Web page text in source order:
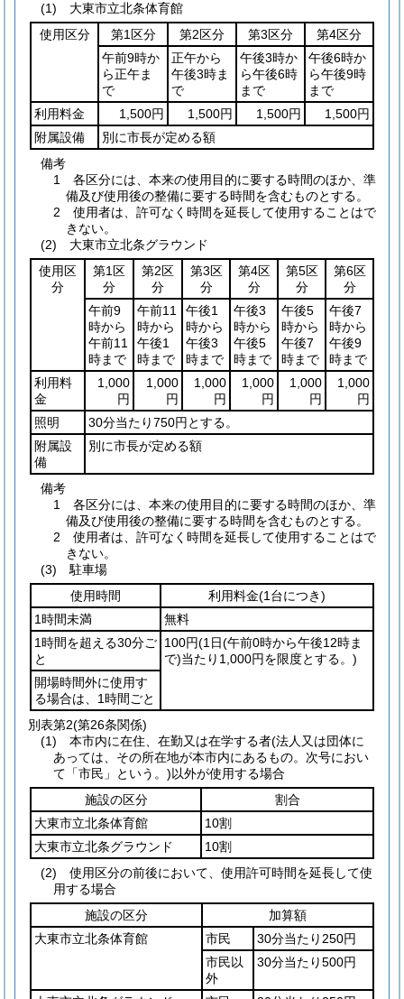
(1) 大東市立北条体育館
使用区分
第1区分 第2区分 第3区分
第4区分
午前9時か
ら正午ま
で
正午から
午後3時ま
で
午後3時か
ら午後6時
まで
午後6時か
ら午後9時
まで
利用料金
1,500円 1,500円 1,500円
1,500円
附属設備
別に市長が定める額
備考
1 各区分には、本来の使用目的に要する時間のほか、準
備及び使用後の整備に要する時間を含むものとする。
2 使用者は、許可なく時間を延長して使用することはで
きない。
(2) 大東市立北条グラウンド
使用区
分
第1区
分
第2区
分
第3区
分
第4区
分
第5区
分
第6区
分
午前9
時から
午前11
時まで
午前11
時から
午後1
時まで
午後1
時から
午後3
時まで
午後3
時から
午後5
時まで
午後5
時から
午後7
時まで
午後7
時から
午後9
時まで
利用料
金
1,000
円
1,000
円
1,000
円
1,000
円
1,000
円
1,000
円
照明
30分当たり750円とする。
附属設
備
別に市長が定める額
備考
1 各区分には、本来の使用目的に要する時間のほか、準
備及び使用後の整備に要する時間を含むものとする。
2 使用者は、許可なく時間を延長して使用することはで
きない。
(3) 駐車場
使用時間
利用料金(1台につき)
1時間未満
無料
1時間を超える30分ご
と
100円(1日(午前0時から午後12時ま
で)当たり1,000円を限度とする。)
開場時間外に使用す
る場合は、1時間ごと
別表第2(第26条関係)
(1) 本市内に在住、在勤又は在学する者(法人又は団体に
あっては、その所在地が本市内にあるもの。次号におい
て「市民」という。)以外が使用する場合
施設の区分
割合
大東市立北条体育館
10割
大東市立北条グラウンド
10割
(2) 使用区分の前後において、使用許可時間を延長して使
用する場合
施設の区分
加算額
大東市立北条体育館
市民
30分当たり250円
市民以
外
30分当たり500円